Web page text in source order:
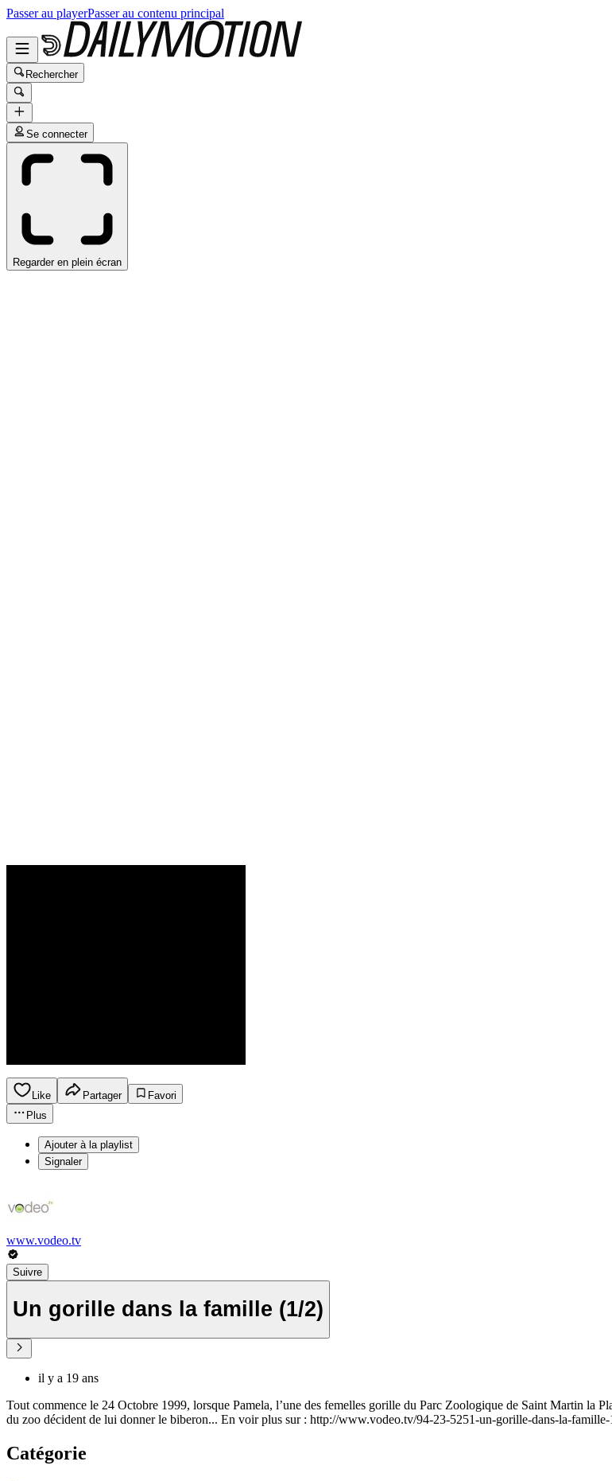
Passer au playerPasser au contenu principal
Rechercher
Se connecter
Regarder en plein écran
Like Partager
Favori
Plus
Ajouter à la playlist
Signaler
www.vodeo.tv
Suivre
Un gorille dans la famille (1/2)
il y a 19 ans
Tout commence le 24 Octobre 1999, lorsque Pamela, l’une des femelles gorille du Parc Zoologique de Saint Martin la
du zoo décident de lui donner le biberon... En voir plus sur : http://www.vodeo.tv/94-23-5251-un-gorille-dans-la-
Catégorie